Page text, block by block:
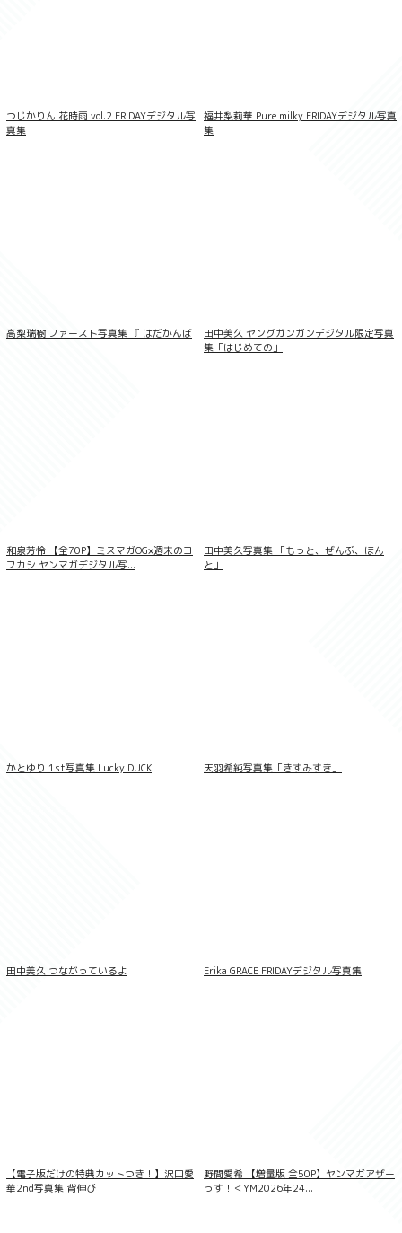
蓬莱舞『忘れられない時間』BOMBデジタ
ル写真集
つじかりん 花時雨 vol.2 FRIDAYデジタル写
真集
福井梨莉華 Pure milky FRIDAYデジタル写真
集
高梨瑞樹 ファースト写真集 『 はだかんぼ
田中美久 ヤングガンガンデジタル限定写真
集「はじめての」
和泉芳怜 【全70P】ミスマガOG×週末のヨ
フカシ ヤンマガデジタル写...
田中美久写真集 「もっと、ぜんぶ、ほん
と」
かとゆり 1st写真集 Lucky DUCK 天羽希純写真集「きすみすき」
田中美久 つながっているよ Erika GRACE FRIDAYデジタル写真集
【電子版だけの特典カットつき！】沢口愛
華2nd写真集 背伸び
野間愛希 【増量版 全50P】ヤンマガアザー
っす！＜YM2026年24...